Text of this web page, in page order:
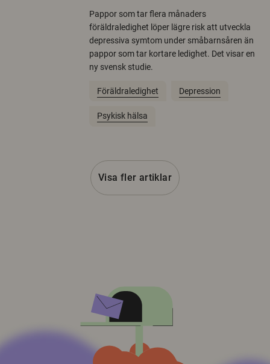
Pappor som tar flera månaders
föräldraledighet löper lägre risk att utveckla
depressiva symtom under småbarnsåren än
pappor som tar kortare ledighet. Det visar en
ny svensk studie.
Föräldraledighet Depression
Psykisk hälsa
Visa fler artiklar